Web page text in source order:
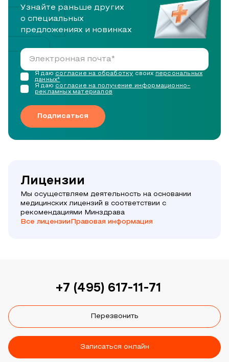
Узнайте раньше других
о специальных
предложениях и новинках
Подписаться
Я даю согласие на обработку своих персональных
данных*
Я даю согласие на получение информационно-
рекламных материалов
Лицензии
Мы осуществляем деятельность на основании
медицинских лицензий в соответствии с
рекомендациями Минздрава
Все лицензии Правовая информация
+7 (495) 617-11-71
Перезвонить
Записаться онлайн